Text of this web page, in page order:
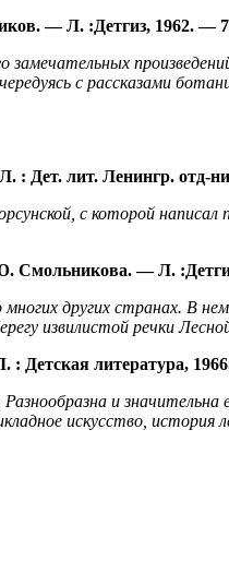
—Л. :Детгиз, 1962. —
с рассказами
Л. : Дет. лит. Ленингр. отд-
с которой
Смольникова. —Л. :
других странах. В
извилистой речки
: Детская литература,
и значительна
искусство, история